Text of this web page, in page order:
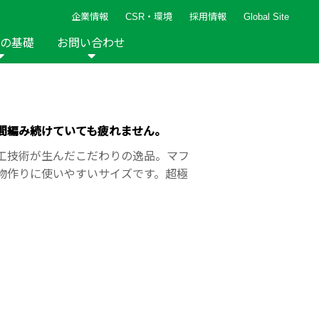
企業情報 CSR・環境 採用情報 Global Site
ルト 人気レシピ
手芸用品 編み針
ッズ ペーパークラフト
基礎 お問い合わせ
み続けていても疲れません。
技術が生んだこだわりの逸品。マフ
作りに使いやすいサイズです。超極